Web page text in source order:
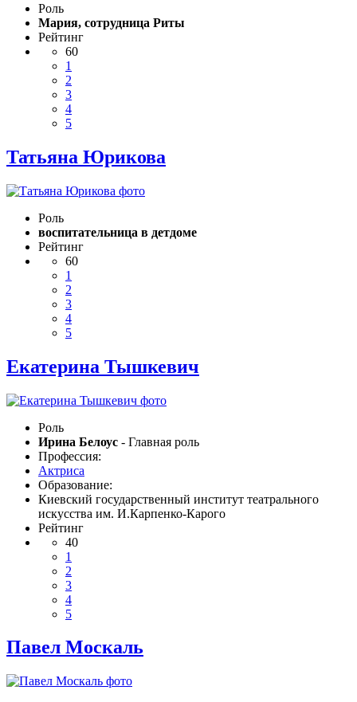
Роль
Мария, сотрудница Риты
Рейтинг
60
1
2
3
4
5
Татьяна Юрикова
Роль
воспитательница в детдоме
Рейтинг
60
1
2
3
4
5
Екатерина Тышкевич
Роль
Ирина Белоус - Главная роль
Профессия:
Актриса
Образование:
Киевский государственный институт театрального
искусства им. И.Карпенко-Карого
Рейтинг
40
1
2
3
4
5
Павел Москаль